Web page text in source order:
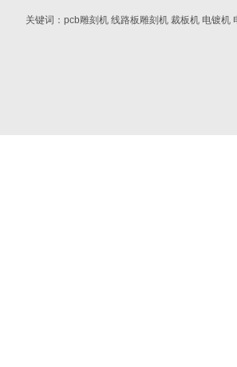
关键词：pcb雕刻机 线路板雕刻机 裁板机 电镀